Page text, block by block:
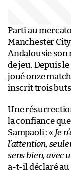
Parti au
Manchester
Andalousie son
de jeu. Depuis
joué onze
inscrit trois
Une
la confiance
Sampaoli : « Je
l’attention,
sens bien, avec
a-t-il déclaré au